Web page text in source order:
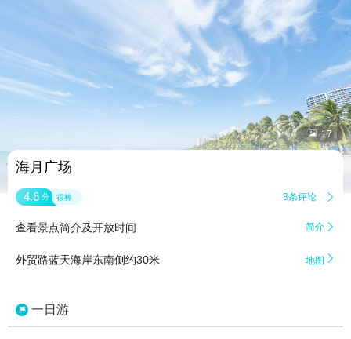
 17
海月广场
4.6 分 很棒 3条评论 
查看景点简介及开放时间 简介 
外贸路蓝天海岸东南侧约30米 地图 
一日游